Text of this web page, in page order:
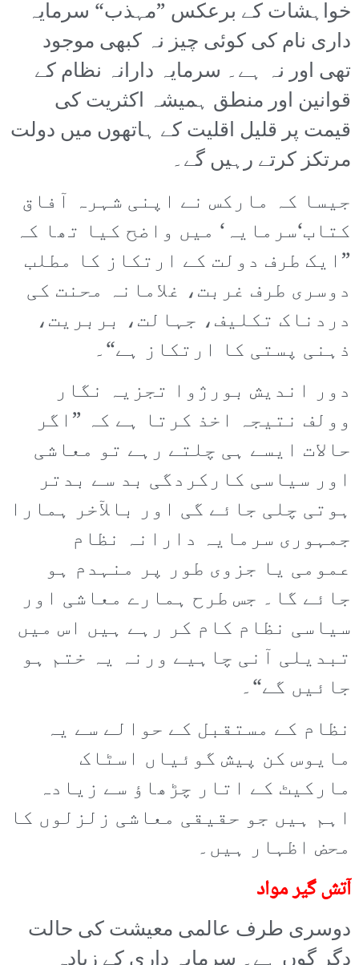
خواہشات کے برعکس ”مہذب“ سرمایہ
داری نام کی کوئی چیز نہ کبھی موجود
تھی اور نہ ہے۔ سرمایہ دارانہ نظام کے
قوانین اور منطق ہمیشہ اکثریت کی
قیمت پر قلیل اقلیت کے ہاتھوں میں دولت
مرتکز کرتے رہیں گے۔
جیسا کہ مارکس نے اپنی شہرہ آفاق
کتاب‘سرمایہ‘ میں واضح کیا تھا کہ
”ایک طرف دولت کے ارتکاز کا مطلب
دوسری طرف غربت، غلامانہ محنت کی
دردناک تکلیف، جہالت، بربریت،
ذہنی پستی کا ارتکاز ہے“۔
دور اندیش بورژوا تجزیہ نگار
وولف نتیجہ اخذ کرتا ہے کہ ”اگر
حالات ایسے ہی چلتے رہے تو معاشی
اور سیاسی کارکردگی بد سے بدتر
ہوتی چلی جائے گی اور بالآخر ہمارا
جمہوری سرمایہ دارانہ نظام
عمومی یا جزوی طور پر منہدم ہو
جائے گا۔ جس طرح ہمارے معاشی اور
سیاسی نظام کام کر رہے ہیں اس میں
تبدیلی آنی چاہیے ورنہ یہ ختم ہو
جائیں گے“۔
نظام کے مستقبل کے حوالے سے یہ
مایوس کن پیش گوئیاں اسٹاک
مارکیٹ کے اتار چڑھاؤ سے زیادہ
اہم ہیں جو حقیقی معاشی زلزلوں کا
محض اظہار ہیں۔
آتش گیر مواد
دوسری طرف عالمی معیشت کی حالت